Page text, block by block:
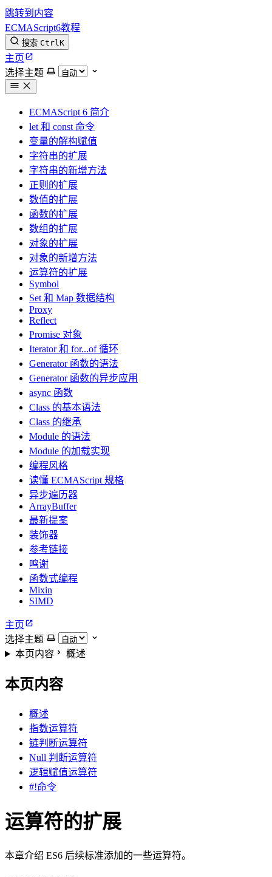
跳转到内容
ECMAScript6教程
搜索 CtrlK
主页
选择主题
ECMAScript 6 简介
let 和 const 命令
变量的解构赋值
字符串的扩展
字符串的新增方法
正则的扩展
数值的扩展
函数的扩展
数组的扩展
对象的扩展
对象的新增方法
运算符的扩展
Symbol
Set 和 Map 数据结构
Proxy
Reflect
Promise 对象
Iterator 和 for...of 循环
Generator 函数的语法
Generator 函数的异步应用
async 函数
Class 的基本语法
Class 的继承
Module 的语法
Module 的加载实现
编程风格
读懂 ECMAScript 规格
异步遍历器
ArrayBuffer
最新提案
装饰器
参考链接
鸣谢
函数式编程
Mixin
SIMD
主页
选择主题
本页内容
概述
本页内容
概述
指数运算符
链判断运算符
Null 判断运算符
逻辑赋值运算符
#!命令
运算符的扩展
本章介绍 ES6 后续标准添加的一些运算符。